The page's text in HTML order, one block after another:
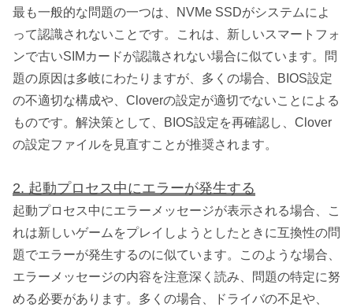
最も一般的な問題の一つは、NVMe SSDがシステムによ
って認識されないことです。これは、新しいスマートフォ
ンで古いSIMカードが認識されない場合に似ています。問
題の原因は多岐にわたりますが、多くの場合、BIOS設定
の不適切な構成や、Cloverの設定が適切でないことによる
ものです。解決策として、BIOS設定を再確認し、Clover
の設定ファイルを見直すことが推奨されます。
2. 起動プロセス中にエラーが発生する
起動プロセス中にエラーメッセージが表示される場合、こ
れは新しいゲームをプレイしようとしたときに互換性の問
題でエラーが発生するのに似ています。このような場合、
エラーメッセージの内容を注意深く読み、問題の特定に努
める必要があります。多くの場合、ドライバの不足や、